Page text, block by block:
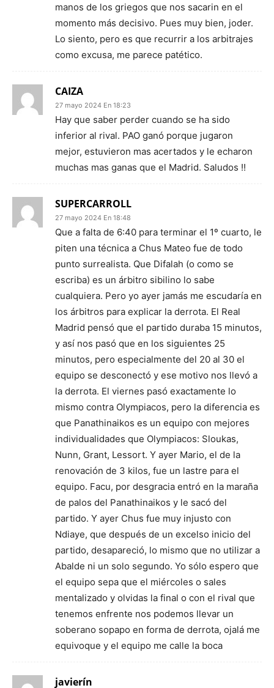
manos de los griegos que nos sacarin en el
momento más decisivo. Pues muy bien, joder.
Lo siento, pero es que recurrir a los arbitrajes
como excusa, me parece patético.
CAIZA
27 mayo 2024 En 18:23
Hay que saber perder cuando se ha sido
inferior al rival. PAO ganó porque jugaron
mejor, estuvieron mas acertados y le echaron
muchas mas ganas que el Madrid. Saludos !!
SUPERCARROLL
27 mayo 2024 En 18:48
Que a falta de 6:40 para terminar el 1º cuarto, le
piten una técnica a Chus Mateo fue de todo
punto surrealista. Que Difalah (o como se
escriba) es un árbitro sibilino lo sabe
cualquiera. Pero yo ayer jamás me escudaría en
los árbitros para explicar la derrota. El Real
Madrid pensó que el partido duraba 15 minutos,
y así nos pasó que en los siguientes 25
minutos, pero especialmente del 20 al 30 el
equipo se desconectó y ese motivo nos llevó a
la derrota. El viernes pasó exactamente lo
mismo contra Olympiacos, pero la diferencia es
que Panathinaikos es un equipo con mejores
individualidades que Olympiacos: Sloukas,
Nunn, Grant, Lessort. Y ayer Mario, el de la
renovación de 3 kilos, fue un lastre para el
equipo. Facu, por desgracia entró en la maraña
de palos del Panathinaikos y le sacó del
partido. Y ayer Chus fue muy injusto con
Ndiaye, que después de un excelso inicio del
partido, desapareció, lo mismo que no utilizar a
Abalde ni un solo segundo. Yo sólo espero que
el equipo sepa que el miércoles o sales
mentalizado y olvidas la final o con el rival que
tenemos enfrente nos podemos llevar un
soberano sopapo en forma de derrota, ojalá me
equivoque y el equipo me calle la boca
javierín